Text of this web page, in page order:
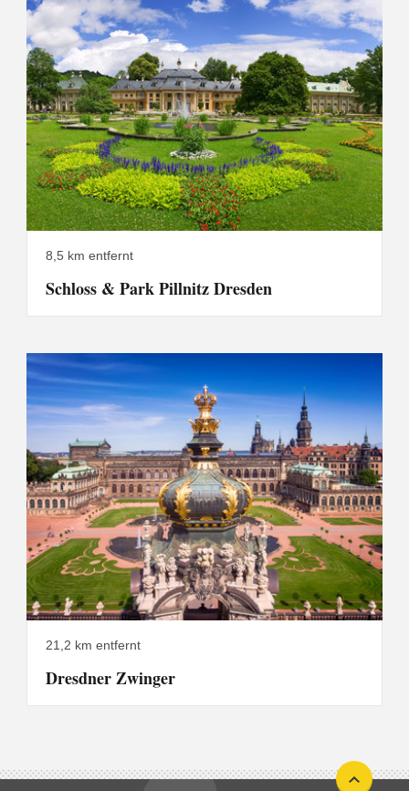
8,5 km entfernt
Schloss & Park Pillnitz Dresden
21,2 km entfernt
Dresdner Zwinger